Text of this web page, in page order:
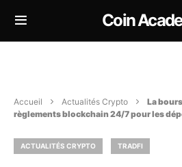
Coin
Accueil Actualités Crypto
La
règlements blockchain 24/7 pour les
ACTUALITÉS CRYPTO TRADFI